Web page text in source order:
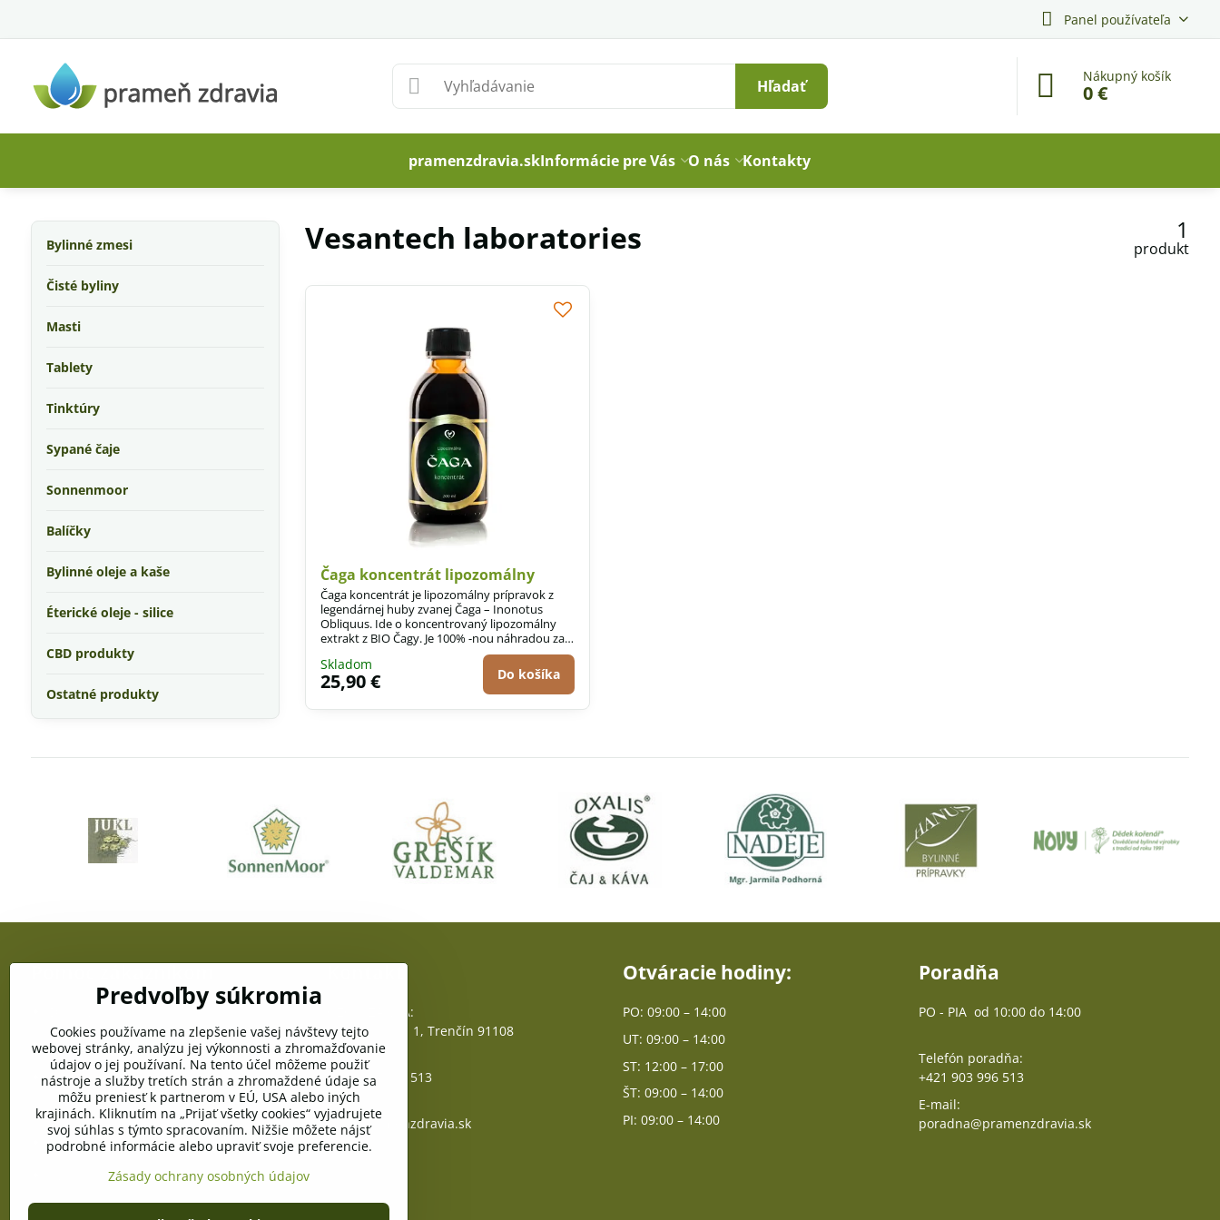
Panel používateľa
Hľadať
Nákupný košík
0 €
pramenzdravia.skInformácie pre Vás O nás Kontakty
Vesantech laboratories 1
produkt
Čaga koncentrát lipozomálny
Čaga koncentrát je lipozomálny prípravok z
legendárnej huby zvanej Čaga – Inonotus
Obliquus. Ide o koncentrovaný lipozomálny
extrakt z BIO Čagy. Je 100% -nou náhradou za
tradičný befungin, ktorý sa už nesmie dovážať
z Ruska, keďže tam bol zaradený do kategórie
liekov.
Skladom
25,90 € Do košíka
Bylinné zmesi
Čisté byliny
Masti
Tablety
Tinktúry
Sypané čaje
Sonnenmoor
Balíčky
Bylinné oleje a kaše
Éterické oleje - silice
CBD produkty
Ostatné produkty
Obchodné podmienky
Reklamačné podmienky
Ochrana osobných údajov
Pravidlá cookies
Vyžiadanie osobných údajov
OZC JUŽANKA:
gen. Svobodu 1, Trenčín 91108
Telefón:
+421 903 996 513
E-mail:
info@pramenzdravia.sk
Otváracie hodiny:
PO: 09:00 – 14:00
UT: 09:00 – 14:00
ST: 12:00 – 17:00
ŠT: 09:00 – 14:00
PI: 09:00 – 14:00
Poradňa
PO - PIA od 10:00 do 14:00
Telefón poradňa:
+421 903 996 513
E-mail:
poradna@pramenzdravia.sk
Predvoľby súkromia
Cookies používame na zlepšenie vašej návštevy tejto
webovej stránky, analýzu jej výkonnosti a zhromažďovanie
údajov o jej používaní. Na tento účel môžeme použiť
nástroje a služby tretích strán a zhromaždené údaje sa
môžu preniesť k partnerom v EÚ, USA alebo iných
krajinách. Kliknutím na „Prijať všetky cookies“ vyjadrujete
svoj súhlas s týmto spracovaním. Nižšie môžete nájsť
podrobné informácie alebo upraviť svoje preferencie.
Zásady ochrany osobných údajov